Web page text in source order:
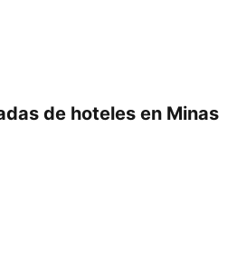
de hoteles en Minas